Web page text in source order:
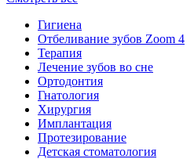
Гигиена
Отбеливание зубов Zoom 4
Терапия
Лечение зубов во сне
Ортодонтия
Гнатология
Хирургия
Имплантация
Протезирование
Детская стоматология